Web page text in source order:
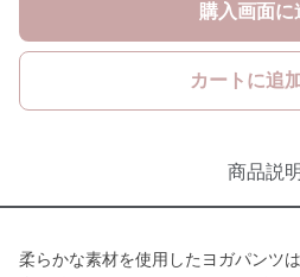
購入画面に
カートに追
商品説明
柔らかな素材を使用したヨガパンツ